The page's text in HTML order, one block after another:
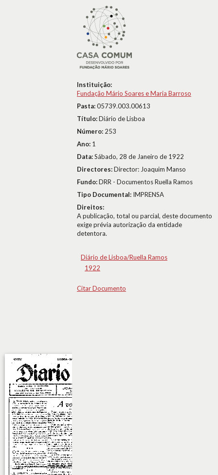
Instituição:
Fundação Mário Soares e Maria Barroso
Pasta:05739.003.00613
Título:Diário de Lisboa
Número: 253
Ano: 1
Data:Sábado, 28 de Janeiro de 1922
Directores:Director: Joaquim Manso
Fundo:DRR - Documentos Ruella Ramos
Tipo Documental: IMPRENSA
Direitos:
A publicação, total ou parcial, deste documento
exige prévia autorização da entidade
detentora.
Diário de Lisboa/Ruella Ramos
1922
Citar Documento